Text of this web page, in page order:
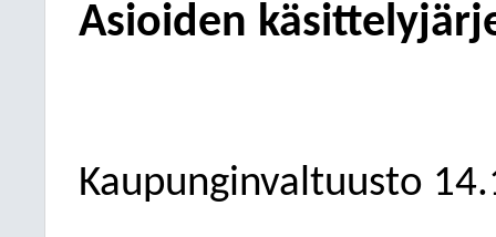
Asioiden
Kaupunginvaltuusto